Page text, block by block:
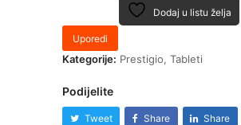
Dodaj u listu želja
Uporedi
Kategorije: Prestigio,Tableti
Podijelite
Tweet Share Share